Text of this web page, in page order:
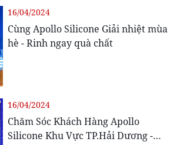
16/04/2024
Cùng Apollo Silicone Giải nhiệt mùa
hè - Rinh ngay quà chất
16/04/2024
Chăm Sóc Khách Hàng Apollo
Silicone Khu Vực TP.Hải Dương -